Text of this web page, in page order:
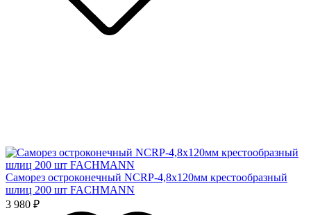
Саморез остроконечный NCRP-4,8x120мм крестообразный
шлиц 200 шт FACHMANN
3 980 ₽